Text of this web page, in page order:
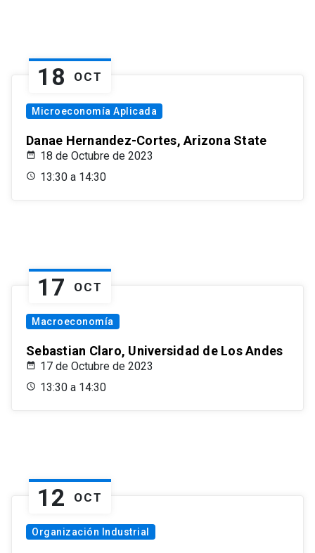
18 OCT
Microeconomía Aplicada
Danae Hernandez-Cortes, Arizona State
18 de Octubre de 2023
13:30 a 14:30
17 OCT
Macroeconomía
Sebastian Claro, Universidad de Los Andes
17 de Octubre de 2023
13:30 a 14:30
12 OCT
Organización Industrial